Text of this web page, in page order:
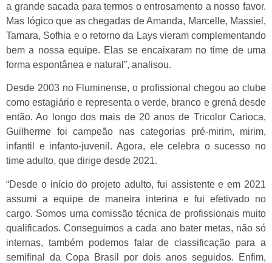
a grande sacada para termos o entrosamento a nosso favor.
Mas lógico que as chegadas de Amanda, Marcelle, Massiel,
Tamara, Sofhia e o retorno da Lays vieram complementando
bem a nossa equipe. Elas se encaixaram no time de uma
forma espontânea e natural”, analisou.
Desde 2003 no Fluminense, o profissional chegou ao clube
como estagiário e representa o verde, branco e grená desde
então. Ao longo dos mais de 20 anos de Tricolor Carioca,
Guilherme foi campeão nas categorias pré-mirim, mirim,
infantil e infanto-juvenil. Agora, ele celebra o sucesso no
time adulto, que dirige desde 2021.
“Desde o início do projeto adulto, fui assistente e em 2021
assumi a equipe de maneira interina e fui efetivado no
cargo. Somos uma comissão técnica de profissionais muito
qualificados. Conseguimos a cada ano bater metas, não só
internas, também podemos falar de classificação para a
semifinal da Copa Brasil por dois anos seguidos. Enfim,